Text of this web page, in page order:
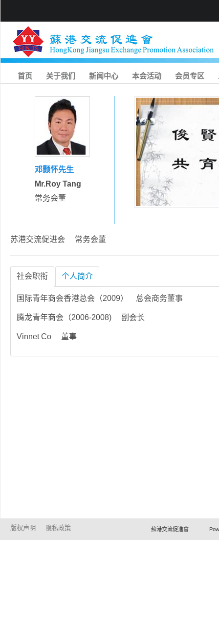
首页 关于我们 新闻中心 本会活动 会员专区
邓颢怀先生
Mr.Roy Tang
常务会董
苏港交流促进会 常务会董
社会职衔 个人简介
国际青年商会香港总会（2009） 总会商务董事
腾龙青年商会（2006-2008) 副会长
Vinnet Co 董事
版权声明 隐私政策 蘇港交流促進會